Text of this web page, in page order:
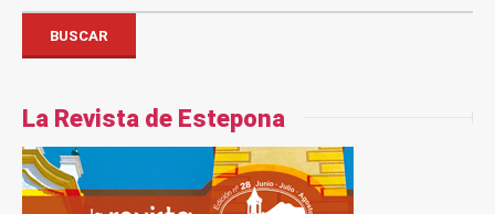
por:
BUSCAR
La Revista de Estepona